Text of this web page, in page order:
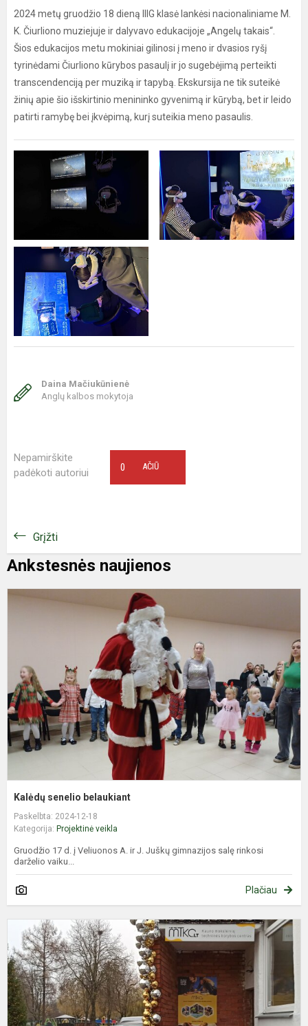
2024 metų gruodžio 18 dieną IIIG klasė lankėsi nacionaliniame M.
K. Čiurliono muziejuje ir dalyvavo edukacijoje „Angelų takais“.
Šios edukacijos metu mokiniai gilinosi į meno ir dvasios ryšį
tyrinėdami Čiurliono kūrybos pasaulį ir jo sugebėjimą perteikti
transcendenciją per muziką ir tapybą. Ekskursija ne tik suteikė
žinių apie šio išskirtinio menininko gyvenimą ir kūrybą, bet ir leido
patirti ramybę bei įkvėpimą, kurį suteikia meno pasaulis.
Daina Mačiukūnienė
Anglų kalbos mokytoja
Nepamirškite
padėkoti autoriui
AČIŪ
0
Grįžti
Ankstesnės naujienos
Kalėdų senelio belaukiant
Paskelbta: 2024-12-18
Kategorija: Projektinė veikla
Gruodžio 17 d. į Veliuonos A. ir J. Juškų gimnazijos salę rinkosi
darželio vaiku...
Plačiau